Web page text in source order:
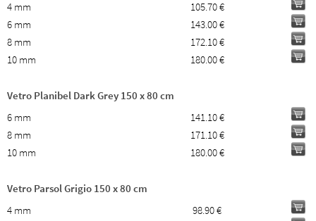
4 mm
105.70 €
6 mm
143.00 €
8 mm
172.10 €
10 mm
180.00 €
Vetro Planibel Dark Grey 150 x 80 cm
6 mm
141.10 €
8 mm
171.10 €
10 mm
180.00 €
Vetro Parsol Grigio 150 x 80 cm
4 mm
98.90 €